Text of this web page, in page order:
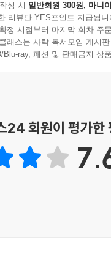
평등을 야기하는지를
이 이성과 상상력으로
담을 풀어놓으며 놀라운
은 과학의 미래를 예견하
니라 연금술과 신학 그
성 시 일반회원 300원, 마니
리뷰만 YES포인트 지급됩니
정 시점부터 마지막 회차 주
래스는 사락 독서모임 게시
Blu-ray, 패션 및 판매금지 상
24 회원이 평가한